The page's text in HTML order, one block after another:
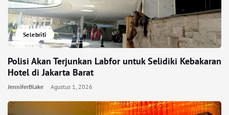
Selebriti
Polisi Akan Terjunkan Labfor untuk Selidiki Kebakaran
Hotel di Jakarta Barat
JenniferBlake Agustus 1, 2026